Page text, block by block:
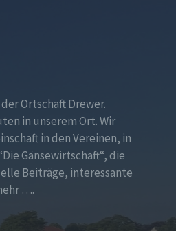
Ortschaft Drewer.
in unserem Ort. Wir
in den Vereinen, in
Gänsewirtschaft“, die
Beiträge, interessante
….